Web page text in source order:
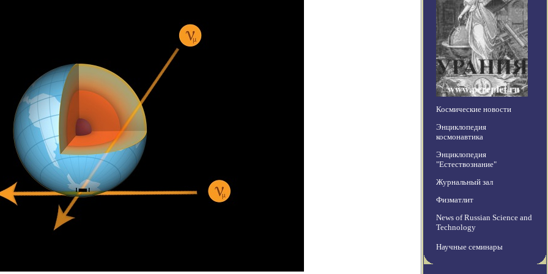
Космические новости
Энциклопедия
космонавтика
Энциклопедия
"Естествознание"
Журнальный зал
Физматлит
News of Russian Science and
Technology
Научные семинары